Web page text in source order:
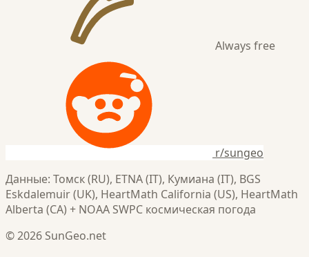
Always free
r/sungeo
Данные: Томск (RU), ETNA (IT), Кумиана (IT), BGS
Eskdalemuir (UK), HeartMath California (US), HeartMath
Alberta (CA) + NOAA SWPC космическая погода
© 2026 SunGeo.net